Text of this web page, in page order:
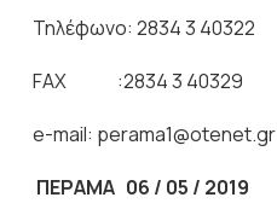
Τηλέφωνο: 2834 3 40322
FAX :2834 3 40329
e-mail: perama1@otenet.gr
ΠΕΡΑΜΑ 06 / 05 / 2019